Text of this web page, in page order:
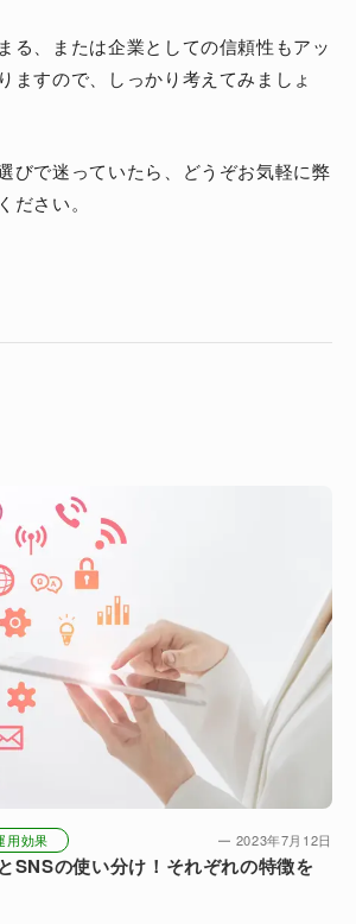
る、または企業としての信頼性もアッ
ますので、しっかり考えてみましょ
びで迷っていたら、どうぞお気軽に弊
ださい。
用効果 2023年7月12日
SNSの使い分け！それぞれの特徴を